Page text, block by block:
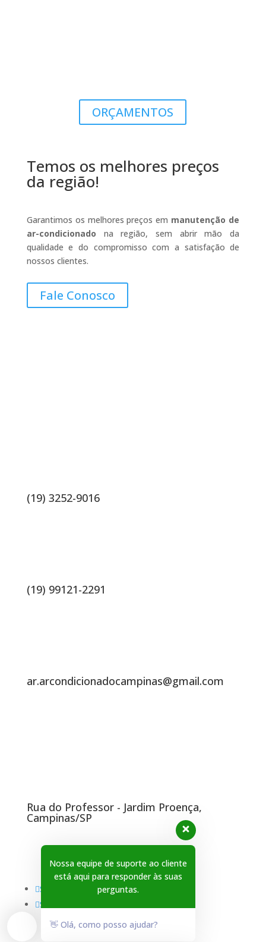
ORÇAMENTOS
Temos os melhores preços
da região!
Garantimos os melhores preços em manutenção de
ar-condicionado na região, sem abrir mão da
qualidade e do compromisso com a satisfação de
nossos clientes.
Fale Conosco
(19) 3252-9016
(19) 99121-2291
ar.arcondicionadocampinas@gmail.com
Rua do Professor - Jardim Proença,
Campinas/SP
Redes Sociais
Seguir
Seguir
Nossa equipe de suporte ao cliente
está aqui para responder às suas
perguntas.
👋 Olá, como posso ajudar?